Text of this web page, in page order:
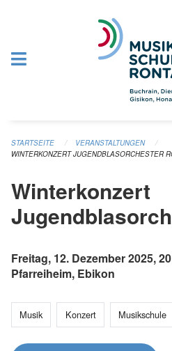
STARTSEITE
VERANSTALTUNGEN
WINTERKONZERT JUGENDBLASORCHESTER
Winterkonzert
Freitag, 12. Dezember 2025,
Pfarreiheim, Ebikon
Musik Konzert Musikschule